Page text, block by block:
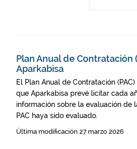
Plan Anual de Contratación
Aparkabisa
El Plan Anual de Contratación
que Aparkabisa prevé licitar cada
información sobre la evaluación de
PAC haya sido evaluado.
Última modificación 27 marzo 2026